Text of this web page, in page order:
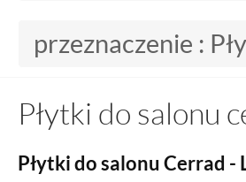
przeznaczenie :
Płytki do salonu
Płytki do salonu Cerrad -